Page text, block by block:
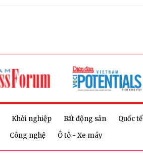
Khởi nghiệp Bất động sản Quốc tế
Công nghệ
Ô tô - Xe máy